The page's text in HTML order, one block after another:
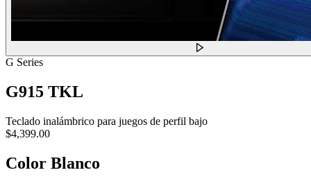
G Series
G915 TKL
Teclado inalámbrico para juegos de perfil bajo
$4,399.00
Color Blanco